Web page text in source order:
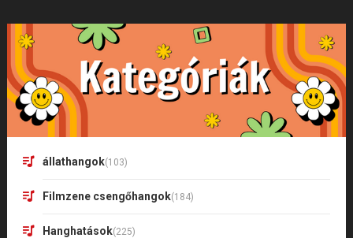
állathangok(103)
Filmzene csengőhangok(184)
Hanghatások(225)